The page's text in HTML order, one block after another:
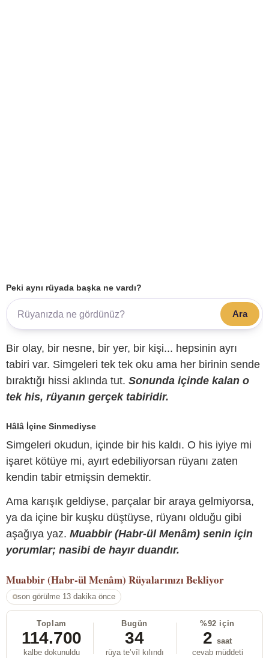
Peki aynı rüyada başka ne vardı?
Ara
Bir olay, bir nesne, bir yer, bir kişi... hepsinin ayrı
tabiri var. Simgeleri tek tek oku ama her birinin sende
bıraktığı hissi aklında tut. Sonunda içinde kalan o
tek his, rüyanın gerçek tabiridir.
Hâlâ İçine Sinmediyse
Simgeleri okudun, içinde bir his kaldı. O his iyiye mi
işaret kötüye mi, ayırt edebiliyorsan rüyanı zaten
kendin tabir etmişsin demektir.
Ama karışık geldiyse, parçalar bir araya gelmiyorsa,
ya da içine bir kuşku düştüyse, rüyanı olduğu gibi
aşağıya yaz. Muabbir (Habr-ül Menâm) senin için
yorumlar; nasibi de hayır duandır.
Muabbir (Habr-ül Menâm) Rüyalarınızı Bekliyor
son görülme 13 dakika önce
Toplam
114.700
kalbe dokunuldu
Bugün
34
rüya te’vîl kılındı
%92 için
2 saat
cevab müddeti